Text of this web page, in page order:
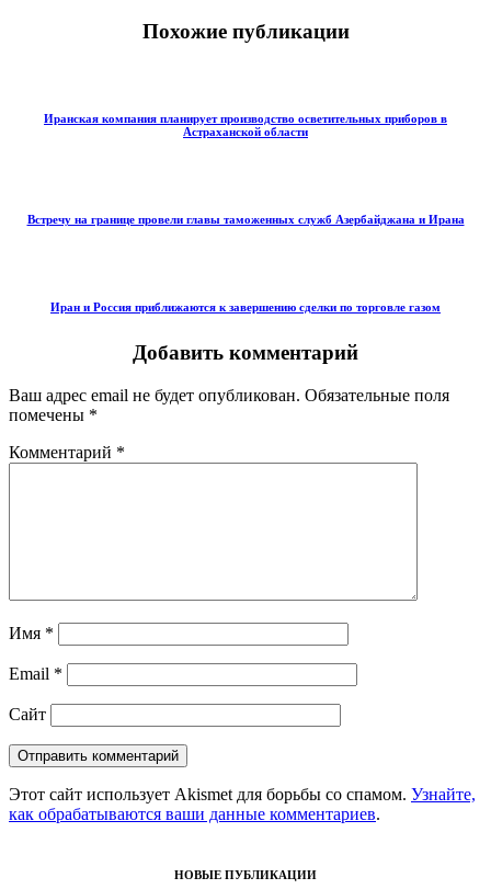
Похожие публикации
Иранская компания планирует производство осветительных приборов в
Астраханской области
Встречу на границе провели главы таможенных служб Азербайджана и Ирана
Иран и Россия приближаются к завершению сделки по торговле газом
Добавить комментарий
Ваш адрес email не будет опубликован. Обязательные поля
помечены *
Комментарий *
Имя *
Email *
Сайт
Этот сайт использует Akismet для борьбы со спамом. Узнайте,
как обрабатываются ваши данные комментариев.
НОВЫЕ ПУБЛИКАЦИИ